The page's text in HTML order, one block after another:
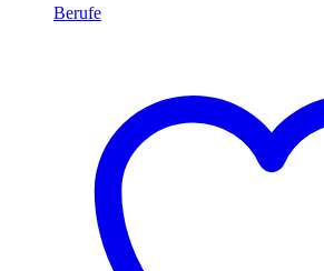
Berufe